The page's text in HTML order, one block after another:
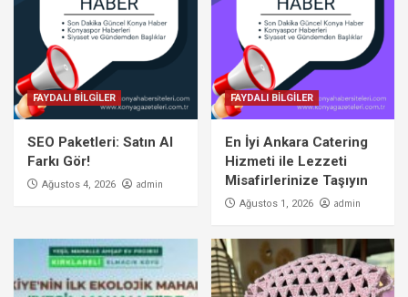
FAYDALI BİLGİLER
SEO Paketleri: Satın Al
Farkı Gör!
Ağustos 4, 2026 admin
FAYDALI BİLGİLER
En İyi Ankara Catering
Hizmeti ile Lezzeti
Misafirlerinize Taşıyın
Ağustos 1, 2026 admin